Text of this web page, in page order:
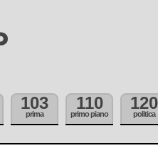
103
prima
110
primo piano
120
politica